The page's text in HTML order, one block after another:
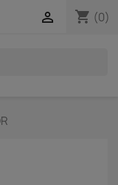
shopping_cart (0)
